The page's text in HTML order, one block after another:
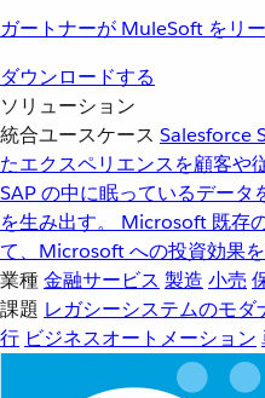
ガートナーが MuleSoft をリ
ダウンロードする
ソリューション
統合ユースケース Salesforce
たエクスペリエンスを顧客や
SAP の中に眠っているデー
を生み出す。
Microsoft 既存
て、Microsoft への投資効果を
業種金融サービス 製造 小売
課題 レガシーシステムのモダ
行 ビジネスオートメーション